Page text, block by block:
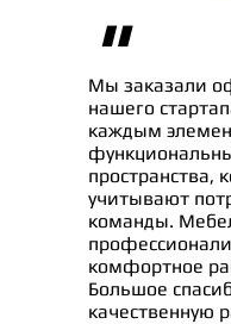
"
Мы заказали
нашего
каждым
пространства,
учитывают
команды.
комфортное
Большое
качественную